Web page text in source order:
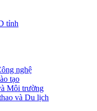
tỉnh
nghệ
tạo
Môi trường
và Du lịch